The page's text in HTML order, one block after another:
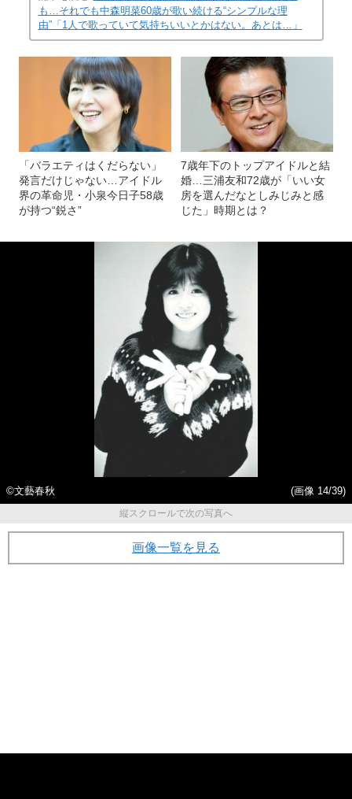
も…それでも中森明菜60歳が歌い続ける“シンプルな理
由”「1人で歌っていて気持ちいいとかはない。あとは…」
「バラエティはくだらない」
発言だけじゃない…アイドル
界の革命児・小泉今日子58歳
が持つ“鋭さ”
7歳年下のトップアイドルと結
婚…三浦友和72歳が「いい女
房を選んだなとしみじみと感
じた」時期とは？
©文藝春秋
(画像 14/39)
縦スクロールで次の写真へ
画像一覧を見る